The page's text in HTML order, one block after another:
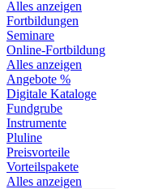
Alles anzeigen
Fortbildungen
Seminare
Online-Fortbildung
Alles anzeigen
Angebote %
Digitale Kataloge
Fundgrube
Instrumente
Pluline
Preisvorteile
Vorteilspakete
Alles anzeigen